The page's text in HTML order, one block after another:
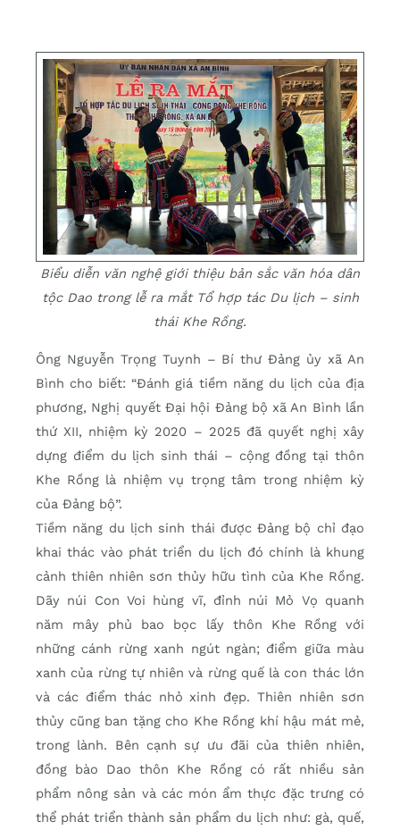
Biểu diễn văn nghệ giới thiệu bản sắc văn hóa dân
tộc Dao trong lễ ra mắt Tổ hợp tác Du lịch – sinh
thái Khe Rồng.
Ông Nguyễn Trọng Tuynh – Bí thư Đảng ủy xã An
Bình cho biết: “Đánh giá tiềm năng du lịch của địa
phương, Nghị quyết Đại hội Đảng bộ xã An Bình lần
thứ XII, nhiệm kỳ 2020 – 2025 đã quyết nghị xây
dựng điểm du lịch sinh thái – cộng đồng tại thôn
Khe Rồng là nhiệm vụ trọng tâm trong nhiệm kỳ
của Đảng bộ”.
Tiềm năng du lịch sinh thái được Đảng bộ chỉ đạo
khai thác vào phát triển du lịch đó chính là khung
cảnh thiên nhiên sơn thủy hữu tình của Khe Rồng.
Dãy núi Con Voi hùng vĩ, đỉnh núi Mỏ Vọ quanh
năm mây phủ bao bọc lấy thôn Khe Rồng với
những cánh rừng xanh ngút ngàn; điểm giữa màu
xanh của rừng tự nhiên và rừng quế là con thác lớn
và các điểm thác nhỏ xinh đẹp. Thiên nhiên sơn
thủy cũng ban tặng cho Khe Rồng khí hậu mát mẻ,
trong lành. Bên cạnh sự ưu đãi của thiên nhiên,
đồng bào Dao thôn Khe Rồng có rất nhiều sản
phẩm nông sản và các món ẩm thực đặc trưng có
thể phát triển thành sản phẩm du lịch như: gà, quế,